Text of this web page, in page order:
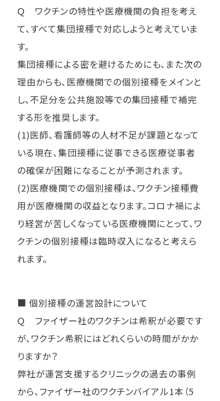
Ｑ ワクチンの特性や医療機関の負担を考え
て、すべて集団接種で対応しようと考えていま
す。
集団接種による密を避けるためにも、また次の
理由からも、医療機関での個別接種をメインと
し、不足分を公共施設等での集団接種で補完
する形を推奨します。
(1)医師、看護師等の人材不足が課題となって
いる現在、集団接種に従事できる医療従事者
の確保が困難になることが予測されます。
(2)医療機関での個別接種は、ワクチン接種費
用が医療機関の収益となります。コロナ禍によ
り経営が苦しくなっている医療機関にとって、ワ
クチンの個別接種は臨時収入になると考えら
れます。
■ 個別接種の運営設計について
Ｑ ファイザー社のワクチンは希釈が必要です
が、ワクチン希釈にはどれくらいの時間がかか
りますか？
弊社が運営支援するクリニックの過去の事例
から、ファイザー社のワクチンバイアル1本（5